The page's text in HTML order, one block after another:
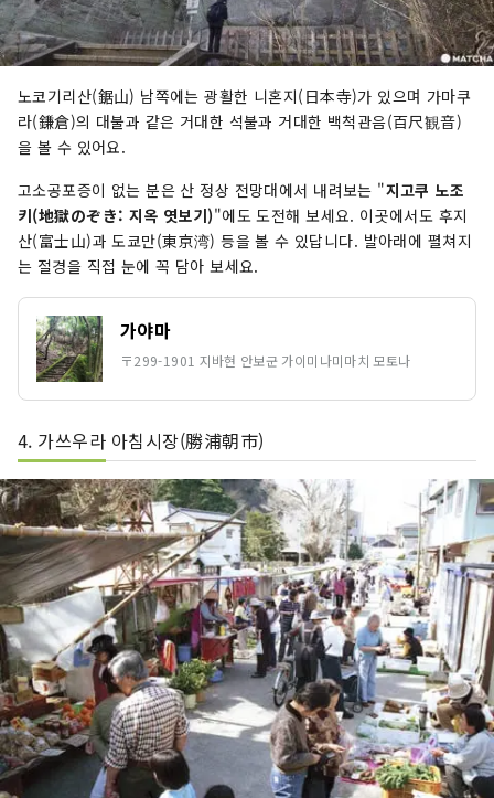
노코기리산(鋸山) 남쪽에는 광활한 니혼지(日本寺)가 있으며 가마쿠
라(鎌倉)의 대불과 같은 거대한 석불과 거대한 백척관음(百尺観音)
을 볼 수 있어요.
고소공포증이 없는 분은 산 정상 전망대에서 내려보는 "지고쿠 노조
키(地獄のぞき: 지옥 엿보기)"에도 도전해 보세요. 이곳에서도 후지
산(富士山)과 도쿄만(東京湾) 등을 볼 수 있답니다. 발아래에 펼쳐지
는 절경을 직접 눈에 꼭 담아 보세요.
가야마
〒299-1901 지바현 안보군 가이미나미마치 모토나
4. 가쓰우라 아침시장(勝浦朝市)